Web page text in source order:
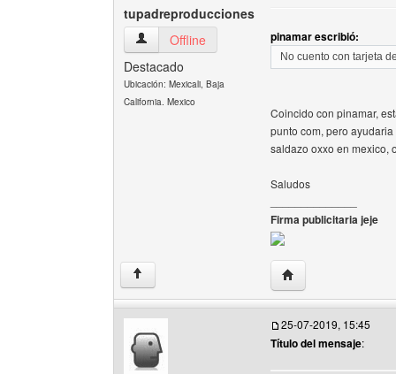
tupadreproducciones
tupadreproducciones Ver perfil del usuario
Offline
Destacado
Ubicación: Mexicali, Baja
California. Mexico
pinamar escribió:
No cuento con tarjeta
Coincido con pinamar,
punto com, pero
saldazo oxxo en mexico,
Saludos
Firma publicitaria jeje
↑ Visitar sitio web del
25-07-2019, 15:45
Título del mensaje: